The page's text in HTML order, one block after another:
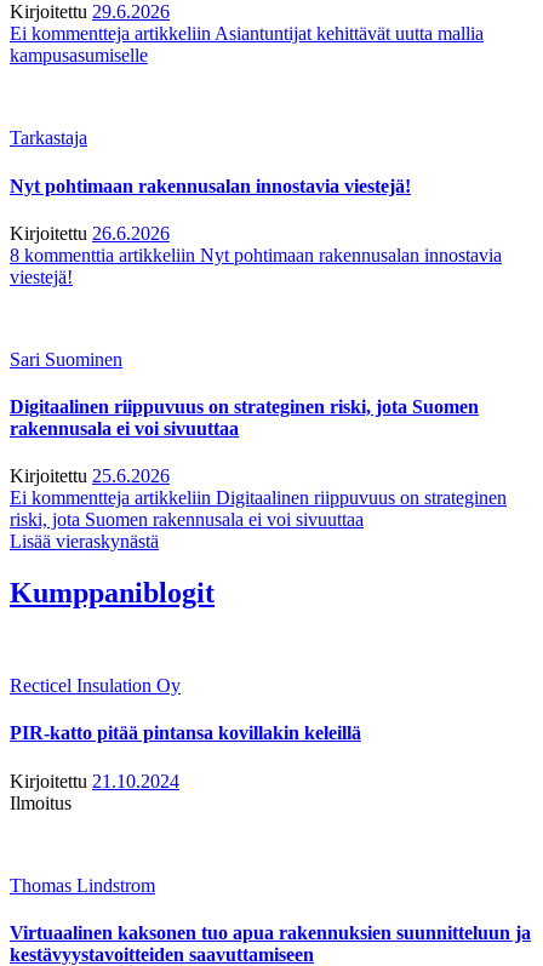
Kirjoitettu 29.6.2026
Ei kommentteja artikkeliin Asiantuntijat kehittävät uutta mallia
kampusasumiselle
Tarkastaja
Nyt pohtimaan rakennusalan innostavia viestejä!
Kirjoitettu 26.6.2026
8 kommenttia artikkeliin Nyt pohtimaan rakennusalan innostavia
viestejä!
Sari Suominen
Digitaalinen riippuvuus on strateginen riski, jota Suomen
rakennusala ei voi sivuuttaa
Kirjoitettu 25.6.2026
Ei kommentteja artikkeliin Digitaalinen riippuvuus on strateginen
riski, jota Suomen rakennusala ei voi sivuuttaa
Lisää vieraskynästä
Kumppaniblogit
Recticel Insulation Oy
PIR-katto pitää pintansa kovillakin keleillä
Kirjoitettu 21.10.2024
Ilmoitus
Thomas Lindstrom
Virtuaalinen kaksonen tuo apua rakennuksien suunnitteluun ja
kestävyystavoitteiden saavuttamiseen